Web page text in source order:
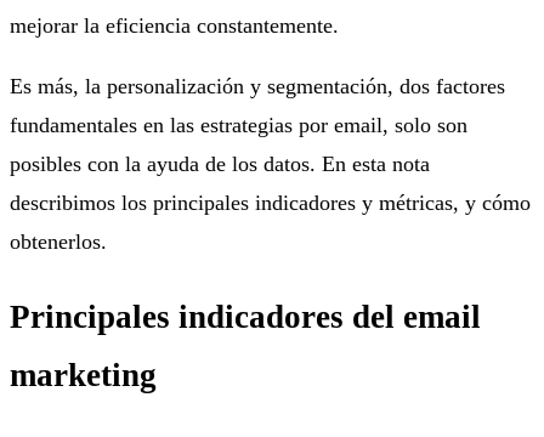
mejorar la eficiencia constantemente.
Es más, la personalización y segmentación, dos factores
fundamentales en las estrategias por email, solo son
posibles con la ayuda de los datos. En esta nota
describimos los principales indicadores y métricas, y cómo
obtenerlos.
Principales indicadores del email
marketing